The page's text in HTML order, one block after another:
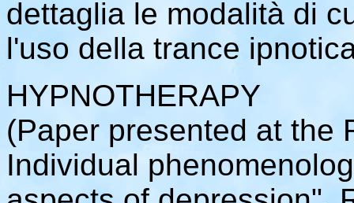
dettaglia le modalità di
l'uso della trance
HYPNOTHERAPY
(Paper presented at the
Individual